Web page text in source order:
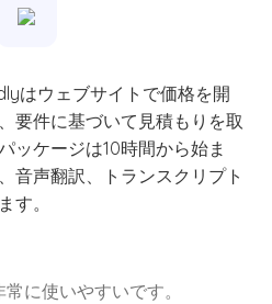
はウェブサイトで価格を開
要件に基づいて見積もりを取
ッケージは10時間から始ま
音声翻訳、トランスクリプト
す。
に使いやすいです。